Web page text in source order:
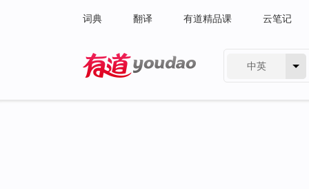
词典 翻译 有道精品课 云笔记
中英